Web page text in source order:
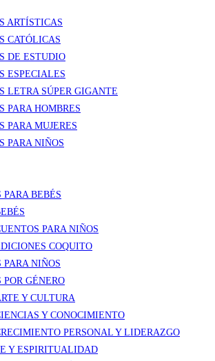
ARTÍSTICAS
CATÓLICAS
DE ESTUDIO
ESPECIALES
LETRA SÚPER GIGANTE
PARA HOMBRES
PARA MUJERES
PARA NIÑOS
PARA BEBÉS
PARA NIÑOS
COQUITO
PARA NIÑOS
POR GÉNERO
Y CULTURA
Y CONOCIMIENTO
PERSONAL Y LIDERAZGO
Y ESPIRITUALIDAD